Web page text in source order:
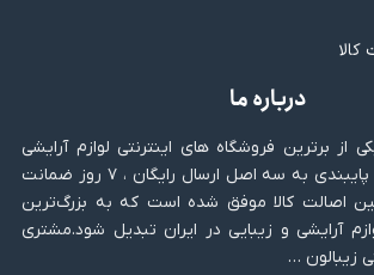
درباره ما
از برترین فروشگاه های اینترنتی لوازم آرایشی
بهداشتی و زیبایی با پایبندی به سه اصل ارسال رایگان ، ۷ روز ضمانت
اصالت کالا موفق شده است که به بزرگ‌ترین
آرایشی و زیبایی در ایران تبدیل شود.مشتری
زیبالون …